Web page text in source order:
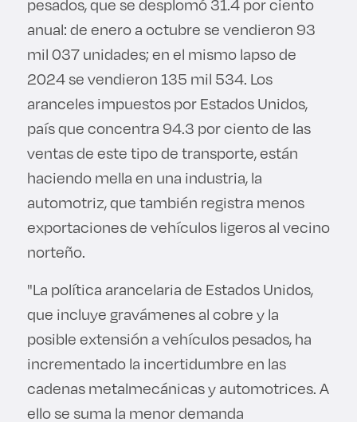
pesados, que se desplomó 31.4 por ciento
anual: de enero a octubre se vendieron 93
mil 037 unidades; en el mismo lapso de
2024 se vendieron 135 mil 534. Los
aranceles impuestos por Estados Unidos,
país que concentra 94.3 por ciento de las
ventas de este tipo de transporte, están
haciendo mella en una industria, la
automotriz, que también registra menos
exportaciones de vehículos ligeros al vecino
norteño.
"La política arancelaria de Estados Unidos,
que incluye gravámenes al cobre y la
posible extensión a vehículos pesados, ha
incrementado la incertidumbre en las
cadenas metalmecánicas y automotrices. A
ello se suma la menor demanda